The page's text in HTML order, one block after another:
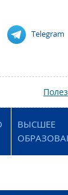
Telegram
ВЫСШЕЕ